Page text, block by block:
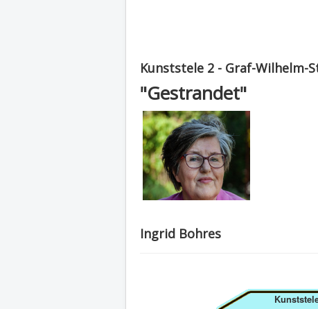
Kunststele 2 - Graf-Wilhelm-
"Gestrandet"
Ingrid Bohres